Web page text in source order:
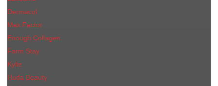
Dermacol
Max Factor
Enough Collagen
Farm Stay
Kylie
Huda Beauty